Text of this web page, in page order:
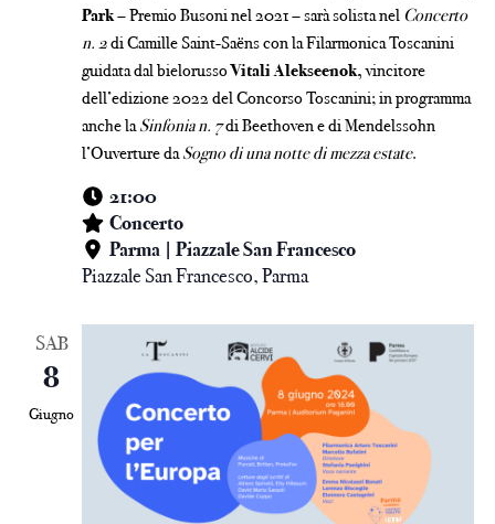
Park– Premio Busoni nel 2021 – sarà solista nel Concerto
n. 2di Camille Saint-Saëns con la Filarmonica Toscanini
guidata dal bielorussoVitali Alekseenok,vincitore
dell’edizione 2022 del Concorso Toscanini; in programma
anche laSinfonia n. 7di Beethoven e di Mendelssohn
l’Ouverture daSogno di una notte di mezza estate.
21:00
Concerto
Parma | Piazzale San Francesco
Piazzale San Francesco, Parma
SAB
8
Giugno